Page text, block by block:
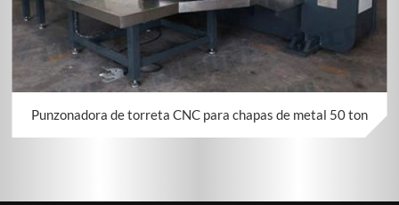
Punzonadora de torreta CNC para chapas de metal 50 ton